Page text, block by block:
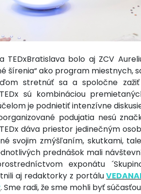
TEDxBratislava bolo aj ZCV
šírenia“ ako program miestnych,
stretnúť sa a spoločne
sú kombináciou
je podnietiť intenzívne
podujatia nesú
dáva priestor jedinečným
svojim zmýšľaním, skutkami,
prednášok mali
exponátu
aj redaktorky z portálu
. Sme radi, že sme mohli byť